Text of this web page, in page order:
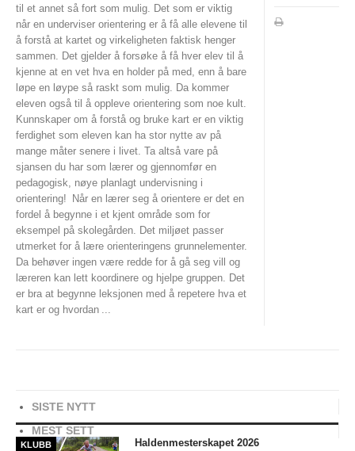
KARTARKIV (DOMA)
DYRETRÅKKET
ARRANGEMENT
NYHETER
NM NATT 2023
HALDEN O-MEETING
GRENSERITTET
TUR-ORIENTERING
STOLPEJAKTEN
ØSTFOLDSPRINTEN
HØIÅS NIGHT & DAY CUP
Night&Day 2015/2016
til et annet så fort som mulig. Det som er viktig
når en underviser orientering er å få alle elevene til
å forstå at kartet og virkeligheten faktisk henger
sammen. Det gjelder å forsøke å få hver elev til å
kjenne at en vet hva en holder på med, enn å bare
løpe en løype så raskt som mulig. Da kommer
eleven også til å oppleve orientering som noe kult.
Kunnskaper om å forstå og bruke kart er en viktig
ferdighet som eleven kan ha stor nytte av på
mange måter senere i livet. Ta altså vare på
sjansen du har som lærer og gjennomfør en
pedagogisk, nøye planlagt undervisning i
orientering!
Når en lærer seg å orientere er det en
fordel å begynne i et kjent område som for
eksempel på skolegården. Det miljøet passer
utmerket for å lære orienteringens grunnelementer.
Da behøver ingen være redde for å gå seg vill og
læreren kan lett koordinere og hjelpe gruppen. Det
er bra at begynne leksjonen med å repetere hva et
kart er og hvordan
SISTE NYTT
MEST SETT
KLUBB Haldenmesterskapet 2026